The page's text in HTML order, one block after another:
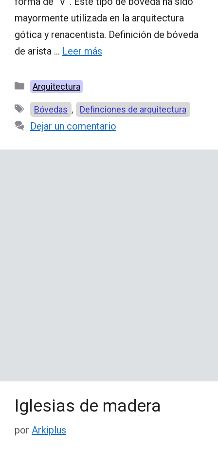
mayormente utilizada en la arquitectura
gótica y renacentista. Definición de bóveda
de arista … Leer más
Categorías
Arquitectura
Etiquetas
Bóvedas , Definciones de arquitectura
Dejar un comentario
Iglesias de madera
por Arkiplus